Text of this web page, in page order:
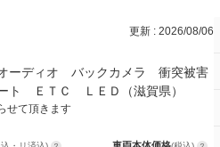
更新 : 2026/08/06
ーディオ バックカメラ 衝突被害
ト ＥＴＣ ＬＥＤ（滋賀県）
せて頂きます